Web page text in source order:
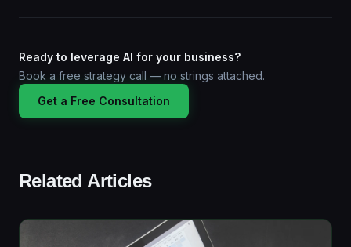
Ready to leverage AI for your business?
Book a free strategy call — no strings attached.
Get a Free Consultation
Related Articles